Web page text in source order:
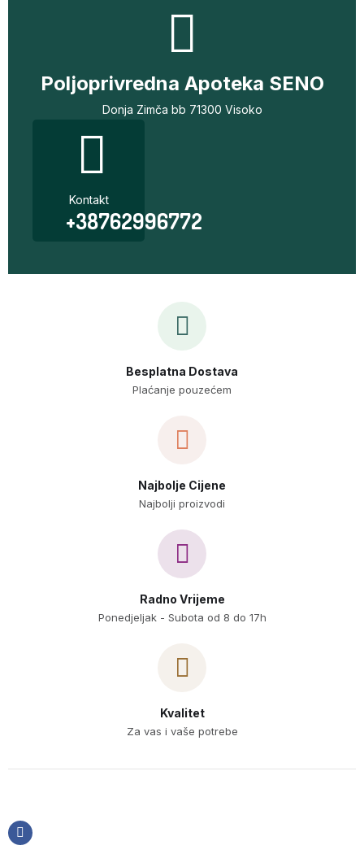
Poljoprivredna Apoteka SENO
Donja Zimča bb 71300 Visoko
Kontakt
+38762996772
Besplatna Dostava
Plaćanje pouzećem
Najbolje Cijene
Najbolji proizvodi
Radno Vrijeme
Ponedjeljak - Subota od 8 do 17h
Kvalitet
Za vas i vaše potrebe